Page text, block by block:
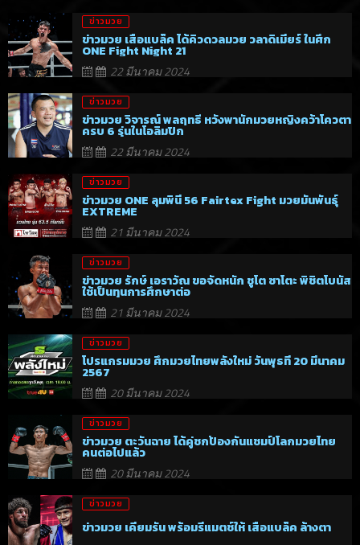
ข่าวมวย
ข่าวมวย เสือแบล็ค ได้คิวดวลมวย วลาดิเมียร์ ในศึก
ONE Fight Night 21
22 มีนาคม 2024
ข่าวมวย
ข่าวมวย วิจารณ์ พลฤทธิ์ หวังพานักมวยหญิงคว้าโควตา
ครบ 6 รุ่นในโอลิมปิก
22 มีนาคม 2024
ข่าวมวย
ข่าวมวย ONE ลุมพินี 56 Fairtex Fight มวยมันพันธุ์
EXTREME
21 มีนาคม 2024
ข่าวมวย
ข่าวมวย รักษ์ เอราวัณ ขอจัดหนัก ชูโต ซาโตะ พิชิตโบนัส
ใช้เป็นทุนการศึกษาต่อ
21 มีนาคม 2024
ข่าวมวย
โปรแกรมมวย ศึกมวยไทยพลังใหม่ วันพุธที่ 20 มีนาคม
2567
20 มีนาคม 2024
ข่าวมวย
ข่าวมวย ตะวันฉาย ได้คู่ชกป้องกันแชมป์โลกมวยไทย
คนต่อไปแล้ว
20 มีนาคม 2024
ข่าวมวย
ข่าวมวย เคียมรัน พร้อมรีแมตช์ให้ เสือแบล็ค ล้างตา